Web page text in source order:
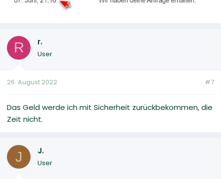
R r.
User
26. August 2022 #7
Das Geld werde ich mit Sicherheit zurückbekommen, die
Zeit nicht.
J J.
User